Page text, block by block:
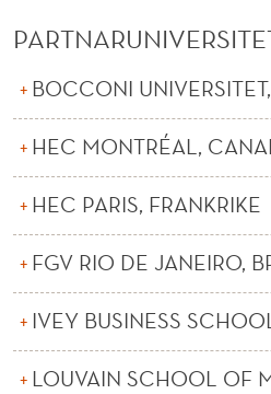
R
O
G
R
M
M
E
BOCCONI
HEC MONTRÉAL,
HEC PARIS, FRANKRIKE
FGV RIO DE JANEIRO,
IVEY BUSINESS
LOUVAIN SCHOOL OF